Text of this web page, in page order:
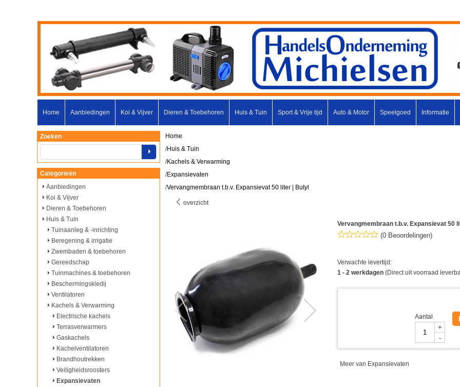
Home Aanbiedingen Koi & Vijver Dieren & Toebehoren Huis & Tuin Sport & Vrije tijd Auto & Motor Speelgoed Informatie
Zoeken
Categorieën
Aanbiedingen
Koi & Vijver
Dieren & Toebehoren
Huis & Tuin
Tuinaanleg & -inrichting
Beregening & irrigatie
Zwembaden & toebehoren
Gereedschap
Tuinmachines & toebehoren
Beschermingskledij
Ventilatoren
Kachels & Verwarming
Electrische kachels
Terrasverwarmers
Gaskachels
Kachelventilatoren
Brandhoutrekken
Veiligheidsroosters
Expansievaten
Home
/Huis & Tuin
/Kachels & Verwarming
/Expansievaten
/Vervangmembraan t.b.v. Expansievat 50 liter | Butyl
overzicht
Vervangmembraan t.b.v. Expansievat 50
(0 Beoordelingen)
Verwachte levertijd:
1 - 2 werkdagen (Direct uit voorraad
Aantal
+
-
Meer van Expansievaten